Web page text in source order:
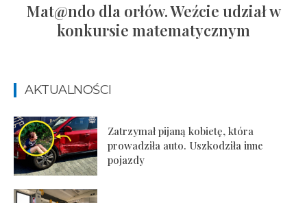
Mat@ndo dla orłów. Weźcie udział w
konkursie matematycznym
AKTUALNOŚCI
Zatrzymał pijaną kobietę, która
prowadziła auto. Uszkodziła inne
pojazdy